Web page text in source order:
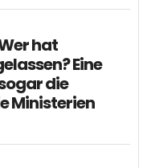
hat
Eine
die
Ministerien